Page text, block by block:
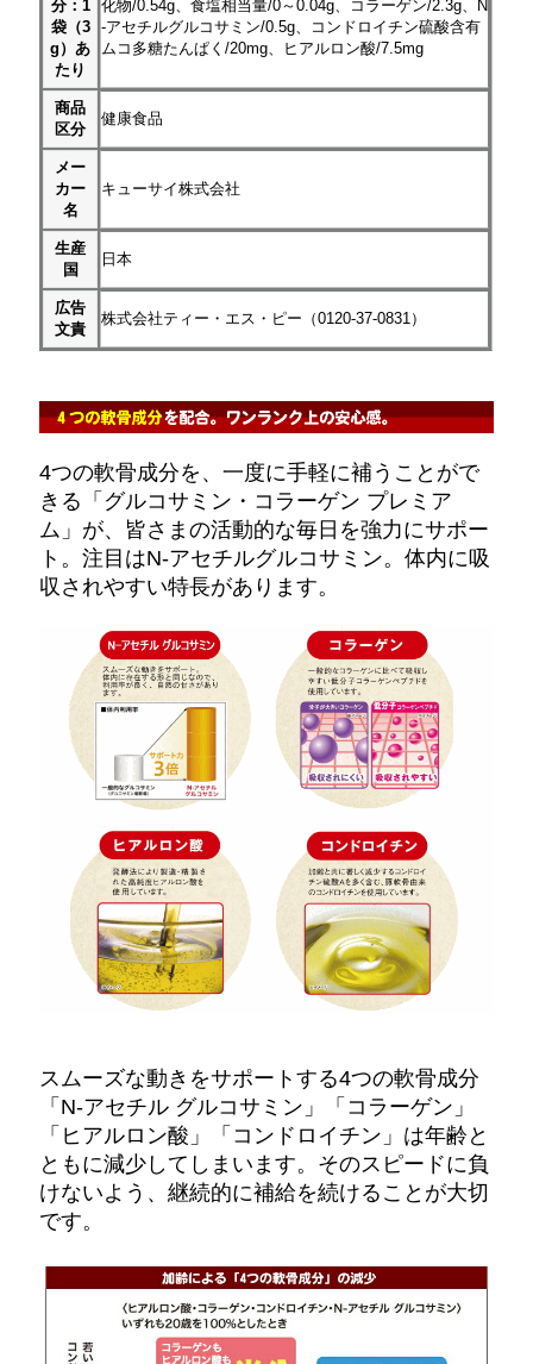
分：1
袋（3
g）あ
たり
化物/0.54g、食塩相当量/0～0.04g、コラーゲン/2.3g、N
-アセチルグルコサミン/0.5g、コンドロイチン硫酸含有
ムコ多糖たんぱく/20mg、ヒアルロン酸/7.5mg
商品
区分
健康食品
メー
カー
名
キューサイ株式会社
生産
国
日本
広告
文責
株式会社ティー・エス・ピー（0120-37-0831）
4つの軟骨成分を、一度に手軽に補うことがで
きる「グルコサミン・コラーゲン プレミア
ム」が、皆さまの活動的な毎日を強力にサポー
ト。注目はN-アセチルグルコサミン。体内に吸
収されやすい特長があります。
スムーズな動きをサポートする4つの軟骨成分
「N-アセチル グルコサミン」「コラーゲン」
「ヒアルロン酸」「コンドロイチン」は年齢と
ともに減少してしまいます。そのスピードに負
けないよう、継続的に補給を続けることが大切
です。